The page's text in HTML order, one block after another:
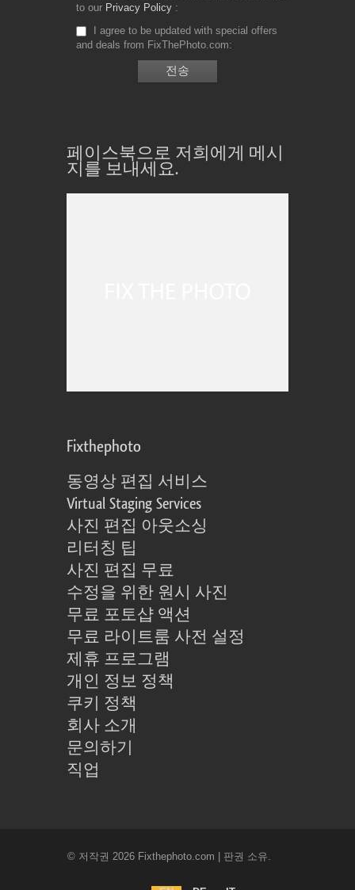
to our Privacy Policy
I agree to be updated with special offers
and deals from FixThePhoto.com
페이스북으로 저희에게 메시
지를 보내세요.
Fixthephoto
동영상 편집 서비스
Virtual Staging Services
사진 편집 아웃소싱
리터칭 팁
사진 편집 무료
수정을 위한 원시 사진
무료 포토샵 액션
무료 라이트룸 사전 설정
제휴 프로그램
개인 정보 정책
쿠키 정책
회사 소개
문의하기
직업
© 저작권 2026 Fixthephoto.com | 판권 소유.